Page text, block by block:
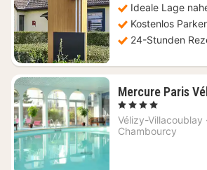
€
Ideale Lage
Kostenlos
24-Stunden
Mercure Paris
, 4 Sterne
Vélizy-Villacoublay ·
Chambourcy